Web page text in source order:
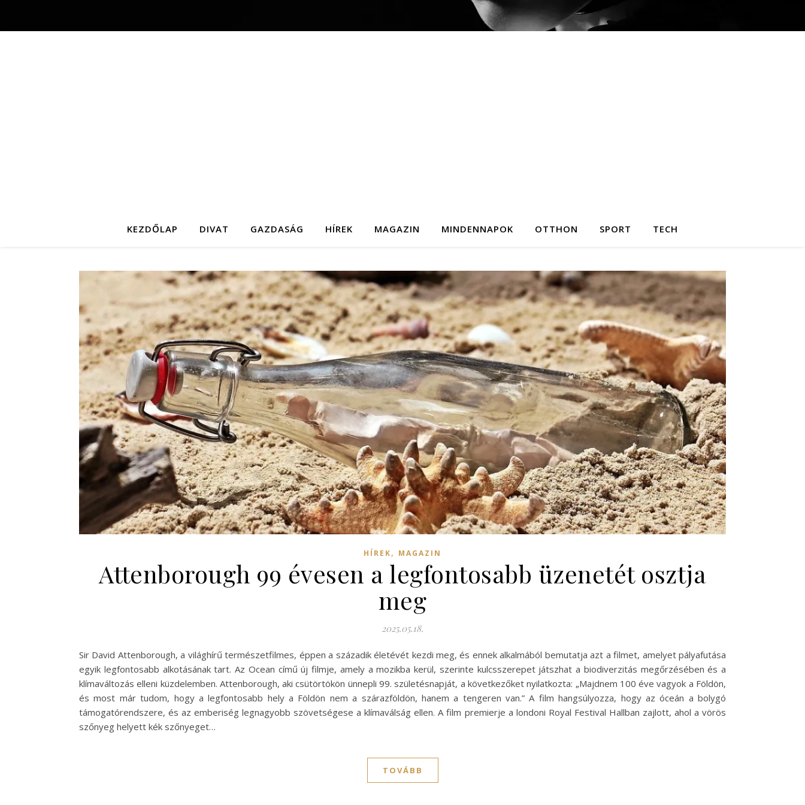
KEZDŐLAP DIVAT GAZDASÁG HÍREK MAGAZIN MINDENNAPOK OTTHON SPORT TECH
HÍREK, MAGAZIN
Attenborough 99 évesen a legfontosabb üzenetét osztja
meg
2025.05.18.
Sir David Attenborough, a világhírű természetfilmes, éppen a századik életévét kezdi meg, és ennek alkalmából bemutatja azt a filmet, amelyet pályafutása
egyik legfontosabb alkotásának tart. Az Ocean című új filmje, amely a mozikba kerül, szerinte kulcsszerepet játszhat a biodiverzitás megőrzésében és a
klímaváltozás elleni küzdelemben. Attenborough, aki csütörtökön ünnepli 99. születésnapját, a következőket nyilatkozta: „Majdnem 100 éve vagyok a Földön,
és most már tudom, hogy a legfontosabb hely a Földön nem a szárazföldön, hanem a tengeren van.” A film hangsúlyozza, hogy az óceán a bolygó
támogatórendszere, és az emberiség legnagyobb szövetségese a klímaválság ellen. A film premierje a londoni Royal Festival Hallban zajlott, ahol a vörös
szőnyeg helyett kék szőnyeget…
TOVÁBB